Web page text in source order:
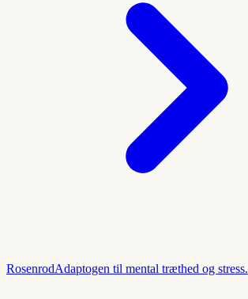
RosenrodAdaptogen til mental træthed og stress.